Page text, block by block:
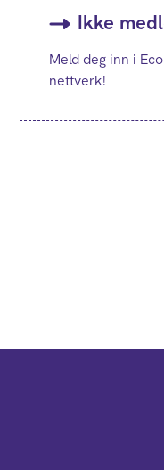
Ikke
Meld deg inn i
nettverk!